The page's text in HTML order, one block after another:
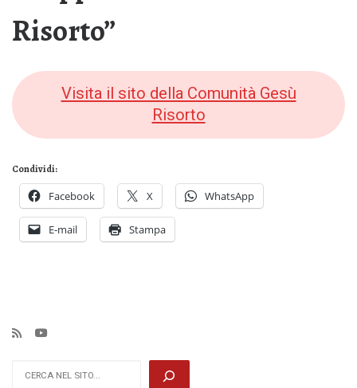
Risorto”
Visita il sito della Comunità Gesù
Risorto
Condividi:
Facebook X WhatsApp
E-mail Stampa